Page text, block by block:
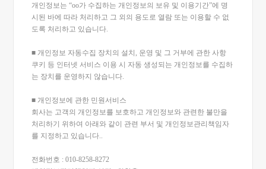
개인정보는 “oo가 수집하는 개인정보의 보유 및 이용기간”에 명
시된 바에 따라 처리하고 그 외의 용도로 열람 또는 이용할 수 없
도록 처리하고 있습니다.
■ 개인정보 자동수집 장치의 설치, 운영 및 그 거부에 관한 사항
쿠키 등 인터넷 서비스 이용 시 자동 생성되는 개인정보를 수집하
는 장치를 운영하지 않습니다.
■ 개인정보에 관한 민원서비스
회사는 고객의 개인정보를 보호하고 개인정보와 관련한 불만을
처리하기 위하여 아래와 같이 관련 부서 및 개인정보관리책임자
를 지정하고 있습니다..
전화번호 : 010-8258-8272